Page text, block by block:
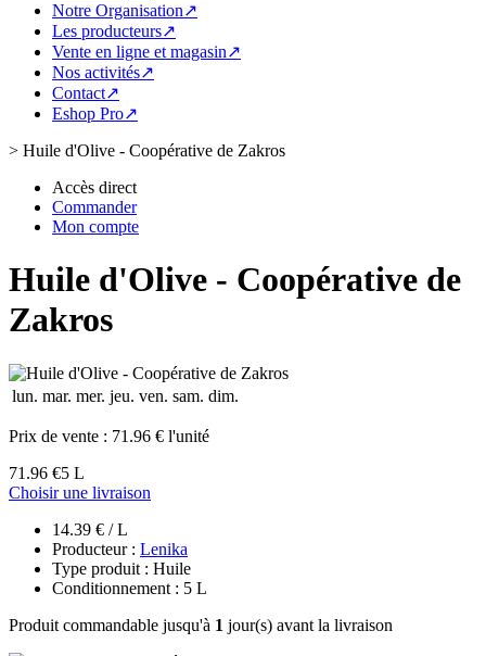
Notre Organisation↗
Les producteurs↗
Vente en ligne et magasin↗
Nos activités↗
Contact↗
Eshop Pro↗
> Huile d'Olive - Coopérative de Zakros
Accès direct
Commander
Mon compte
Huile d'Olive - Coopérative de
Zakros
lun. mar. mer. jeu. ven. sam. dim.
Prix de vente : 71.96 € l'unité
71.96 €5 L
Choisir une livraison
14.39 € / L
Producteur : Lenika
Type produit : Huile
Conditionnement : 5 L
Produit commandable jusqu'à 1 jour(s) avant la livraison